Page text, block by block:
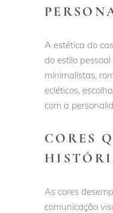
A estética do
do estilo
minimalistas,
ecléticos,
com a
CORES
As cores
comunicação